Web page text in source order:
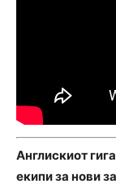
Англискиот
екипи за нови